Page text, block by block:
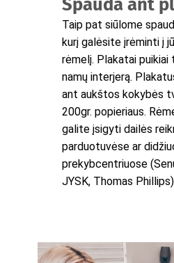
Spauda ant
Taip pat siūlome
kurį galėsite įrėminti į
rėmelį. Plakatai puikiai
namų interjerą.
ant aukštos kokybės
200gr. popieriaus.
galite įsigyti dailės
parduotuvėse ar
prekybcentriuose
JYSK, Thomas